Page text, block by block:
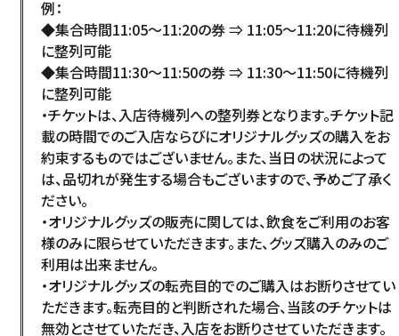
例：
◆集合時間11:05～11:20の券 ⇒ 11:05～11:20に待機列
に整列可能
◆集合時間11:30～11:50の券 ⇒ 11:30～11:50に待機列
に整列可能
・チケットは、入店待機列への整列券となります。チケット記
載の時間でのご入店ならびにオリジナルグッズの購入をお
約束するものではございません。また、当日の状況によって
は、品切れが発生する場合もございますので、予めご了承く
ださい。
・オリジナルグッズの販売に関しては、飲食をご利用のお客
様のみに限らせていただきます。また、グッズ購入のみのご
利用は出来ません。
・オリジナルグッズの転売目的でのご購入はお断りさせてい
ただきます。転売目的と判断された場合、当該のチケットは
無効とさせていただき、入店をお断りさせていただきます。